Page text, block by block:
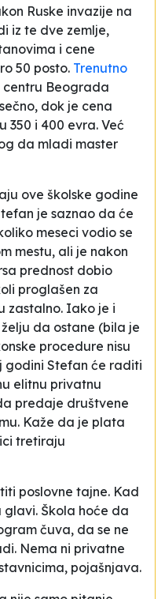
Ruske invazije na
iz te dve zemlje,
i cene
50 posto. Trenutno
centru Beograda
dok je cena
350 i 400 evra. Već
da mladi master
ove školske godine
je saznao da će
meseci vodio se
mestu, ali je nakon
prednost dobio
proglašen za
zastalno. Iako je i
da ostane (bila je
procedure nisu
godini Stefan će raditi
elitnu privatnu
predaje društvene
Kaže da je plata
tretiraju
poslovne tajne. Kad
Škola hoće da
čuva, da se ne
Nema ni privatne
, pojašnjava.